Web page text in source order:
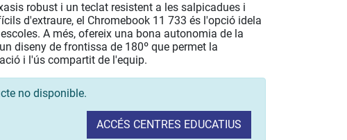
robust i un teclat resistent a les salpicadues i
d'extraure, el Chromebook 11 733 és l'opció idela
A més, ofereix una bona autonomia de la
diseny de frontissa de 180º que permet la
i l'ús compartit de l'equip.
no disponible.
ACCÉS CENTRES EDUCATIUS